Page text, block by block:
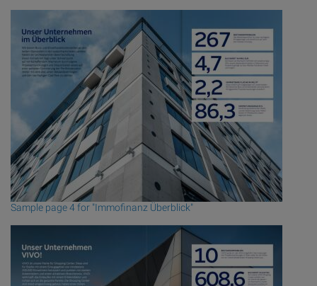
Sample page 4 for "Immofinanz Überblick"